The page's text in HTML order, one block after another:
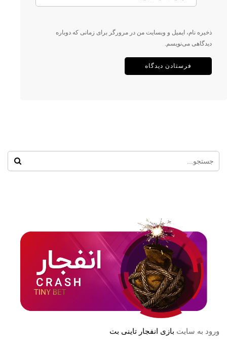
ذخیره نام، ایمیل و وبسایت من در مرورگر برای زمانی که دوباره
دیدگاهی می‌نویسم.
ورود به سایت بازی انفجار تاینی بت